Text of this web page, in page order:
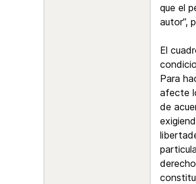
que el
autor”,
El
Para
afecte
de